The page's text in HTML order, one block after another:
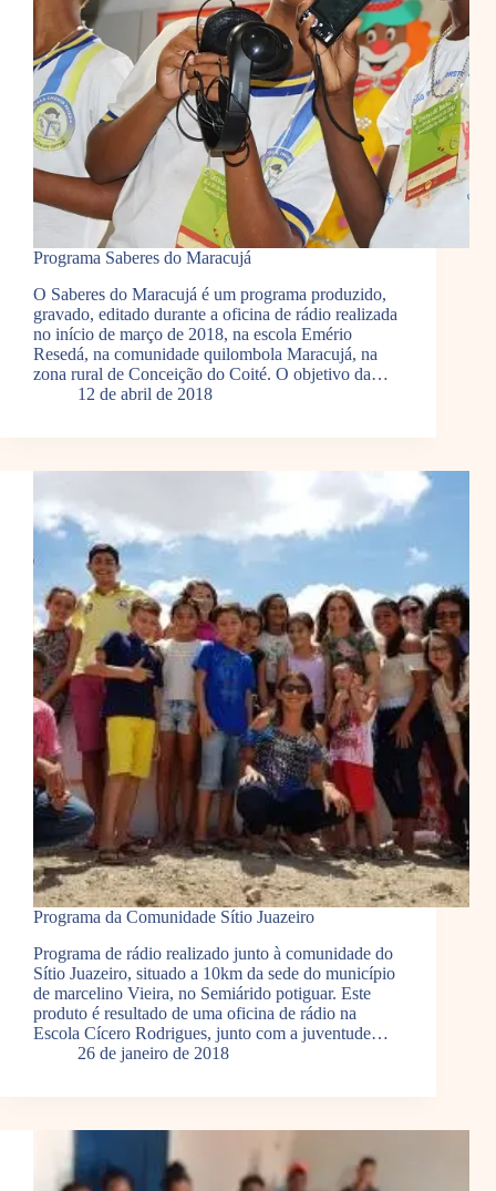
Programa Saberes do Maracujá
O Saberes do Maracujá é um programa produzido,
gravado, editado durante a oficina de rádio realizada
no início de março de 2018, na escola Emério
Resedá, na comunidade quilombola Maracujá, na
zona rural de Conceição do Coité. O objetivo da…
12 de abril de 2018
Programa da Comunidade Sítio Juazeiro
Programa de rádio realizado junto à comunidade do
Sítio Juazeiro, situado a 10km da sede do município
de marcelino Vieira, no Semiárido potiguar. Este
produto é resultado de uma oficina de rádio na
Escola Cícero Rodrigues, junto com a juventude…
26 de janeiro de 2018